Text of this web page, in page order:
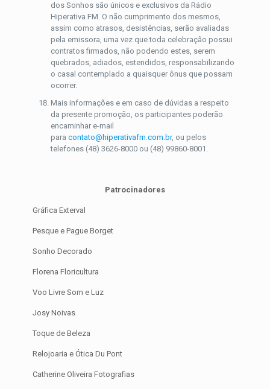
dos Sonhos são únicos e exclusivos da Rádio
Hiperativa FM. O não cumprimento dos mesmos,
assim como atrasos, desistências, serão avaliadas
pela emissora, uma vez que toda celebração possui
contratos firmados, não podendo estes, serem
quebrados, adiados, estendidos, responsabilizando
o casal contemplado a quaisquer ônus que possam
ocorrer.
Mais informações e em caso de dúvidas a respeito
da presente promoção, os participantes poderão
encaminhar e-mail
paracontato@hiperativafm.com.br, ou pelos
telefones (48) 3626-8000 ou (48) 99860-8001.
Patrocinadores
Gráfica Exterval
Pesque e Pague Borget
Sonho Decorado
Florena Floricultura
Voo Livre Som e Luz
Josy Noivas
Toque de Beleza
Relojoaria e Ótica Du Pont
Catherine Oliveira Fotografias